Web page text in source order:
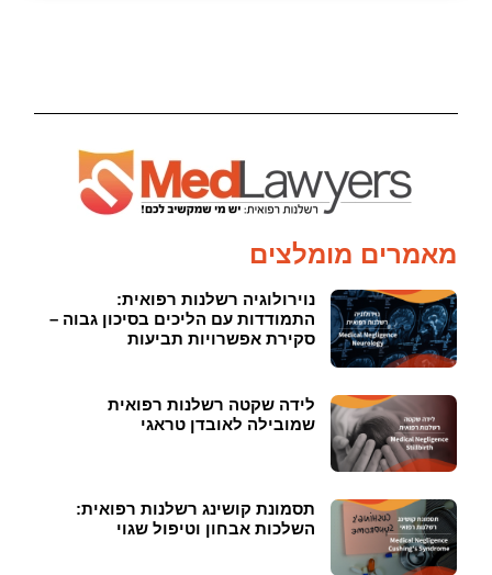
מאמרים מומלצים
נוירולוגיה רשלנות רפואית:
התמודדות עם הליכים בסיכון גבוה –
סקירת אפשרויות תביעות
לידה שקטה רשלנות רפואית
שמובילה לאובדן טראגי
תסמונת קושינג רשלנות רפואית:
השלכות אבחון וטיפול שגוי